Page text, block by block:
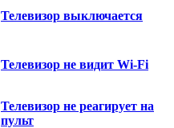
Телевизор выключается
Телевизор не видит Wi-Fi
Телевизор не реагирует на
пульт